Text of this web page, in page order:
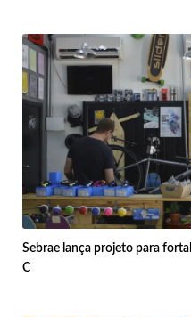
Sebrae lança projeto para
C